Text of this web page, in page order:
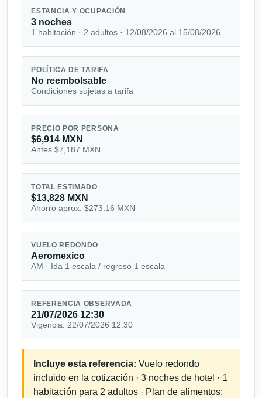
ESTANCIA Y OCUPACIÓN
3 noches
1 habitación · 2 adultos · 12/08/2026 al 15/08/2026
POLÍTICA DE TARIFA
No reembolsable
Condiciones sujetas a tarifa
PRECIO POR PERSONA
$6,914 MXN
Antes $7,187 MXN
TOTAL ESTIMADO
$13,828 MXN
Ahorro aprox. $273.16 MXN
VUELO REDONDO
Aeromexico
AM · Ida 1 escala / regreso 1 escala
REFERENCIA OBSERVADA
21/07/2026 12:30
Vigencia: 22/07/2026 12:30
Incluye esta referencia: Vuelo redondo
incluido en la cotización · 3 noches de hotel · 1
habitación para 2 adultos · Plan de alimentos: